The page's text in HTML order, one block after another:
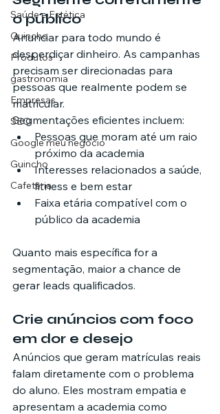
Saúde e Estética
Guincho
Produtos
gastronomia
Empresas
SEO
Google meu negócio
Guincho
Cafeteria
o público
Anunciar para todo mundo é
desperdiçar dinheiro. As campanhas
precisam ser direcionadas para
pessoas que realmente podem se
matricular.
Segmentações eficientes incluem:
Pessoas que moram até um raio
próximo da academia
Interesses relacionados a saúde,
fitness e bem estar
Faixa etária compatível com o
público da academia
Quanto mais específica for a
segmentação, maior a chance de
gerar leads qualificados.
Crie anúncios com foco
em dor e desejo
Anúncios que geram matrículas reais
falam diretamente com o problema
do aluno. Eles mostram empatia e
apresentam a academia como